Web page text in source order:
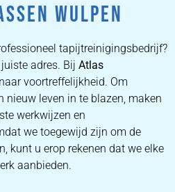
DOOR
WULPEN
tapijtreinigingsbedrijf?
adres. Bij Atlas
voortreffelijkheid. Om
nieuw leven in te blazen, maken
werkwijzen en
we toegewijd zijn om de
kunt u erop rekenen dat we elke
aanbieden.